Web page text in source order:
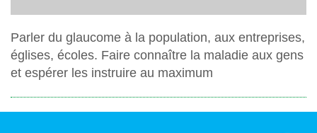
Parler du glaucome à la population, aux entreprises,
églises, écoles. Faire connaître la maladie aux gens
et espérer les instruire au maximum